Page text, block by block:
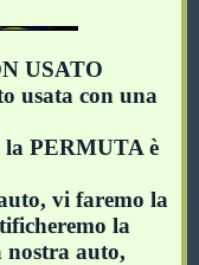
USATO
usata con una
PERMUTA è
vi faremo la
la
nostra auto,